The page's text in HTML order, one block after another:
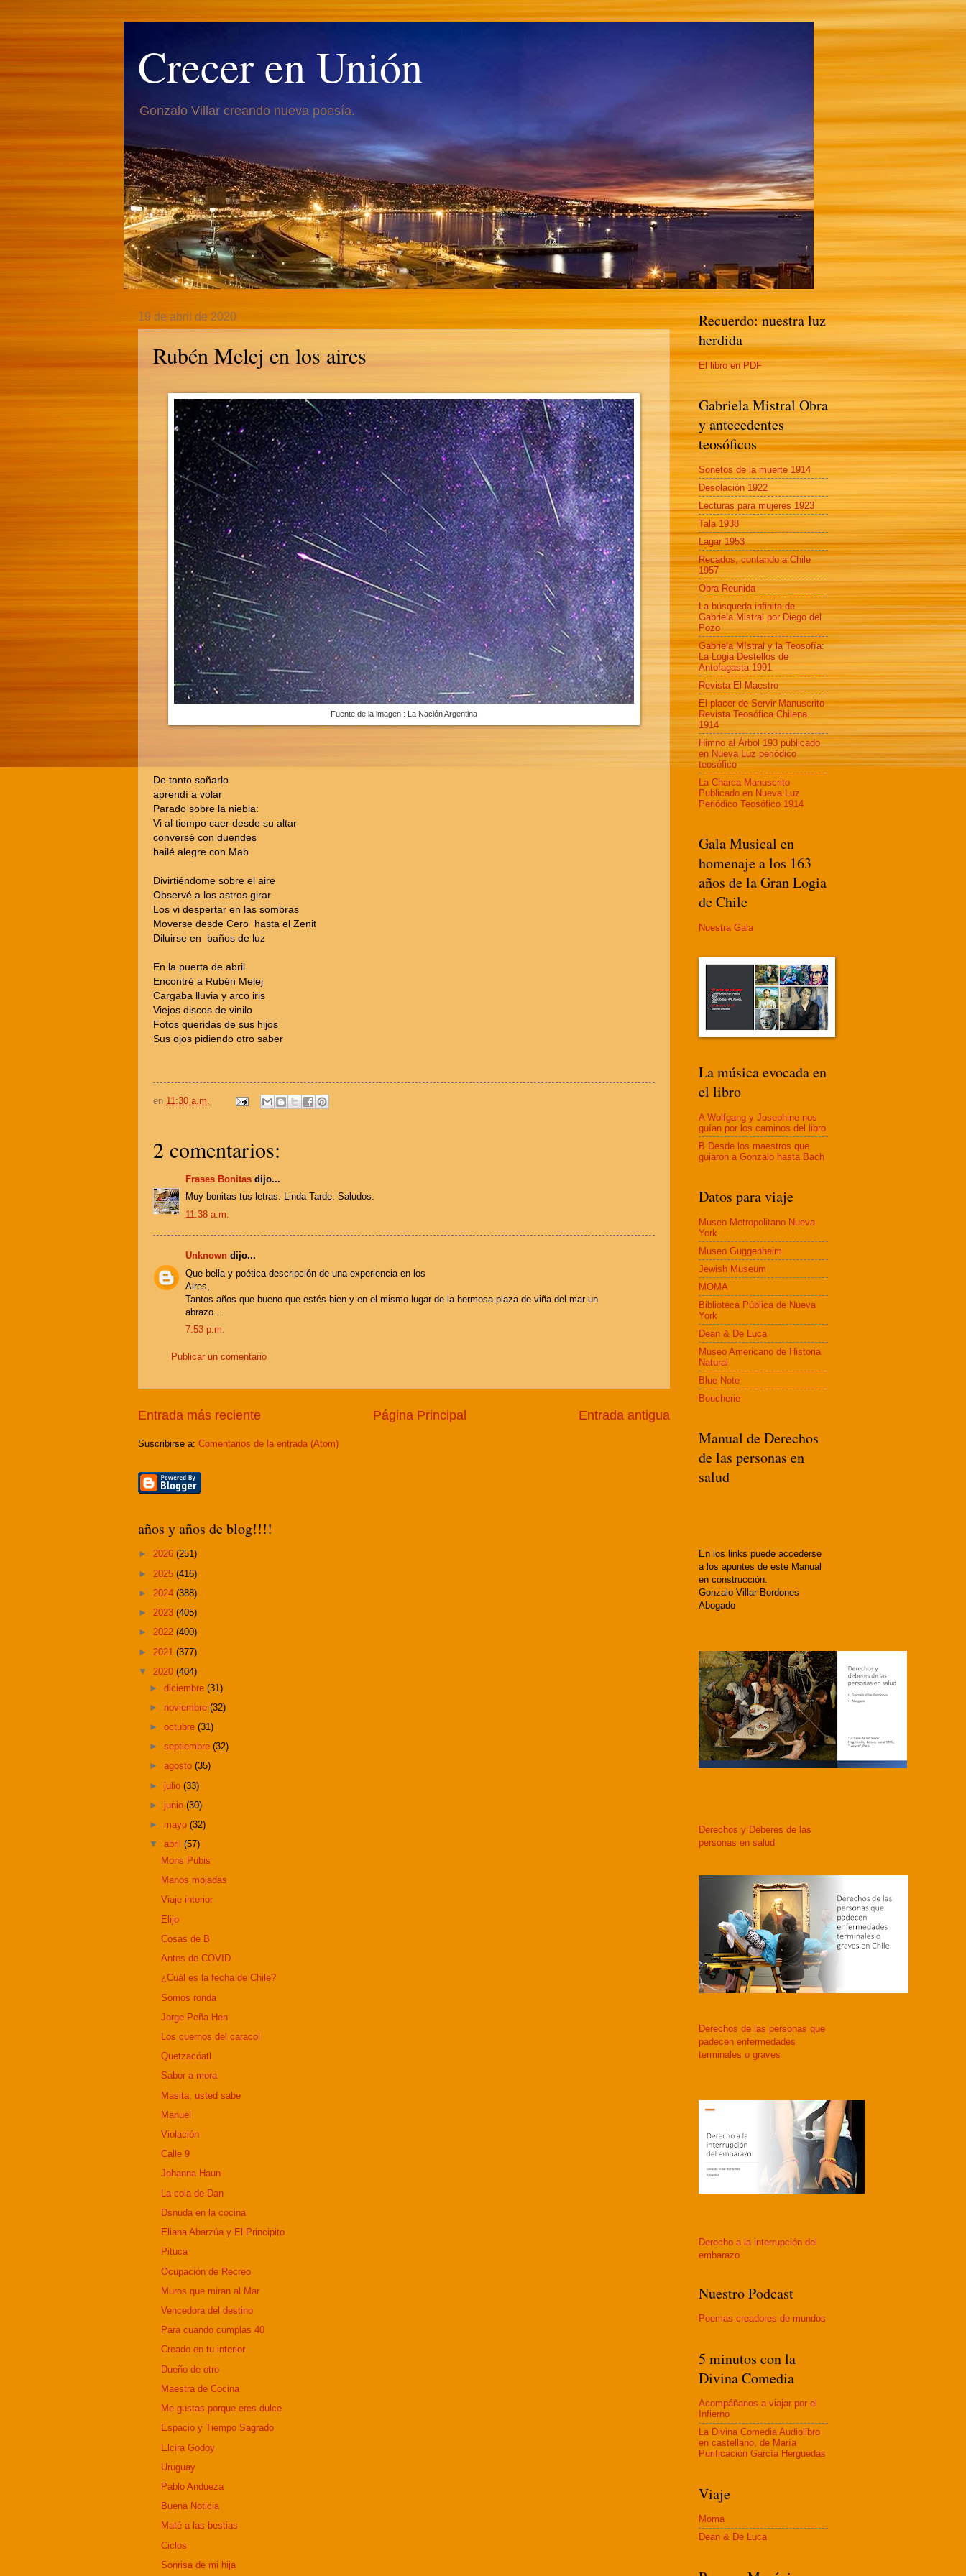
Crecer en Unión
Gonzalo Villar creando nueva poesía.
19 de abril de 2020
Rubén Melej en los aires
Fuente de la imagen : La Nación Argentina
De tanto soñarlo
aprendí a volar
Parado sobre la niebla:
Vi al tiempo caer desde su altar
conversé con duendes
bailé alegre con Mab
Divirtiéndome sobre el aire
Observé a los astros girar
Los vi despertar en las sombras
Moverse desde Cero hasta el Zenit
Diluirse en baños de luz
En la puerta de abril
Encontré a Rubén Melej
Cargaba lluvia y arco iris
Viejos discos de vinilo
Fotos queridas de sus hijos
Sus ojos pidiendo otro saber
en 11:30 a.m.
2 comentarios:
Frases Bonitas dijo...
Muy bonitas tus letras. Linda Tarde. Saludos.
11:38 a.m.
Unknown dijo...
Que bella y poética descripción de una experiencia en los
Aires,
Tantos años que bueno que estés bien y en el mismo lugar de la hermosa plaza de viña del mar un
abrazo...
7:53 p.m.
Publicar un comentario
Entrada más reciente Entrada antigua
Página Principal
Suscribirse a: Comentarios de la entrada (Atom)
años y años de blog!!!!
► 2026 (251)
► 2025 (416)
► 2024 (388)
► 2023 (405)
► 2022 (400)
► 2021 (377)
▼ 2020 (404)
►diciembre(31)
► noviembre(32)
►octubre(31)
►septiembre(32)
►agosto(35)
► julio(33)
► junio(30)
► mayo(32)
▼abril(57)
Mons Pubis
Manos mojadas
Viaje interior
Elijo
Cosas de B
Antes de COVID
¿Cuàl es la fecha de Chile?
Somos ronda
Jorge Peña Hen
Los cuernos del caracol
Quetzacóatl
Sabor a mora
Masita, usted sabe
Manuel
Violación
Calle 9
Johanna Haun
La cola de Dan
Dsnuda en la cocina
Eliana Abarzúa y El Principito
Pituca
Ocupación de Recreo
Muros que miran al Mar
Vencedora del destino
Para cuando cumplas 40
Creado en tu interior
Dueño de otro
Maestra de Cocina
Me gustas porque eres dulce
Espacio y Tiempo Sagrado
Elcira Godoy
Uruguay
Pablo Andueza
Buena Noticia
Maté a las bestias
Ciclos
Sonrisa de mi hija
Recuerdo: nuestra luz
herdida
El libro en PDF
Gabriela Mistral Obra
y antecedentes
teosóficos
Sonetos de la muerte 1914
Desolación 1922
Lecturas para mujeres 1923
Tala 1938
Lagar 1953
Recados, contando a Chile
1957
Obra Reunida
La búsqueda infinita de
Gabriela Mistral por Diego del
Pozo
Gabriela MIstral y la Teosofía:
La Logia Destellos de
Antofagasta 1991
Revista El Maestro
El placer de Servir Manuscrito
Revista Teosófica Chilena
1914
Himno al Árbol 193 publicado
en Nueva Luz periódico
teosófico
La Charca Manuscrito
Publicado en Nueva Luz
Periódico Teosófico 1914
Gala Musical en
homenaje a los 163
años de la Gran Logia
de Chile
Nuestra Gala
La música evocada en
el libro
A Wolfgang y Josephine nos
guían por los caminos del libro
B Desde los maestros que
guiaron a Gonzalo hasta Bach
Datos para viaje
Museo Metropolitano Nueva
York
Museo Guggenheim
Jewish Museum
MOMA
Biblioteca Pública de Nueva
York
Dean & De Luca
Museo Americano de Historia
Natural
Blue Note
Boucherie
Manual de Derechos
de las personas en
salud
En los links puede accederse
a los apuntes de este Manual
en construcción.
Gonzalo Villar Bordones
Abogado
Derechos y Deberes de las
personas en salud
Derechos de las personas que
padecen enfermedades
terminales o graves
Derecho a la interrupción del
embarazo
Nuestro Podcast
Poemas creadores de mundos
5 minutos con la
Divina Comedia
Acompáñanos a viajar por el
Infierno
La Divina Comedia Audiolibro
en castellano, de María
Purificación García Herguedas
Viaje
Moma
Dean & De Luca